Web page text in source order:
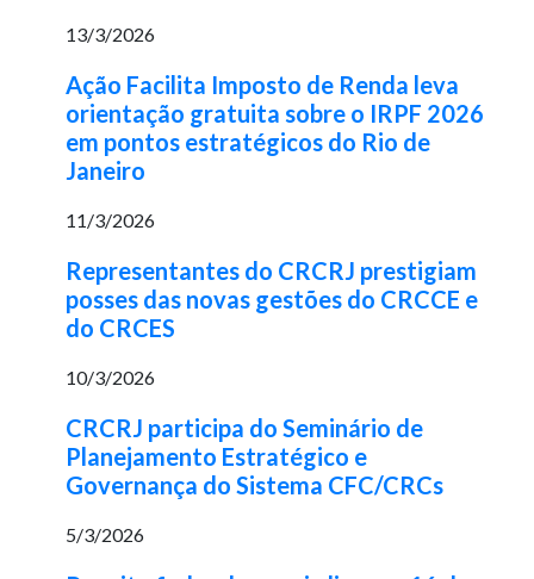
13/3/2026
Ação Facilita Imposto de Renda leva
orientação gratuita sobre o IRPF 2026
em pontos estratégicos do Rio de
Janeiro
11/3/2026
Representantes do CRCRJ prestigiam
posses das novas gestões do CRCCE e
do CRCES
10/3/2026
CRCRJ participa do Seminário de
Planejamento Estratégico e
Governança do Sistema CFC/CRCs
5/3/2026